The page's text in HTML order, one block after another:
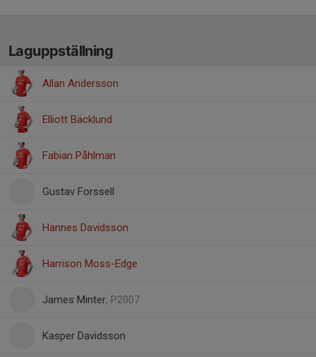
Laguppställning
Allan Andersson
Elliott Bäcklund
Fabian Påhlman
Gustav Forssell
Hannes Davidsson
Harrison Moss-Edge
James Minter, P2007
Kasper Davidsson